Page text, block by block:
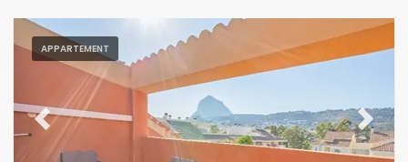
APPARTEMENT
Previous Next